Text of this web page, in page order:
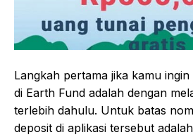
Langkah pertama jika kamu
di Earth Fund adalah dengan
terlebih dahulu. Untuk batas
deposit di aplikasi tersebut